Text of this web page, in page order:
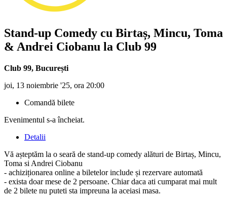
Stand-up Comedy cu Birtaș, Mincu, Toma
& Andrei Ciobanu la Club 99
Club 99, București
joi, 13 noiembrie '25, ora 20:00
Comandă bilete
Evenimentul s-a încheiat.
Detalii
Vă așteptăm la o seară de stand-up comedy alături de Birtaș, Mincu,
Toma si Andrei Ciobanu
- achiziționarea online a biletelor include și rezervare automată
- exista doar mese de 2 persoane. Chiar daca ati cumparat mai mult
de 2 bilete nu puteti sta impreuna la aceiasi masa.